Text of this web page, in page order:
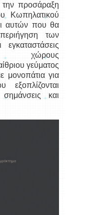
την προσάραξη
Κωπηλατικού
αυτών που θα
των
χώρους
γεύματος
μονοπάτια για
και